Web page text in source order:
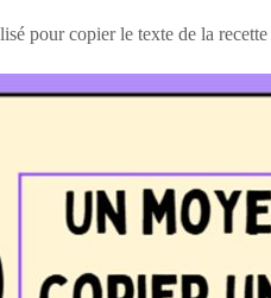
pour copier le texte de la